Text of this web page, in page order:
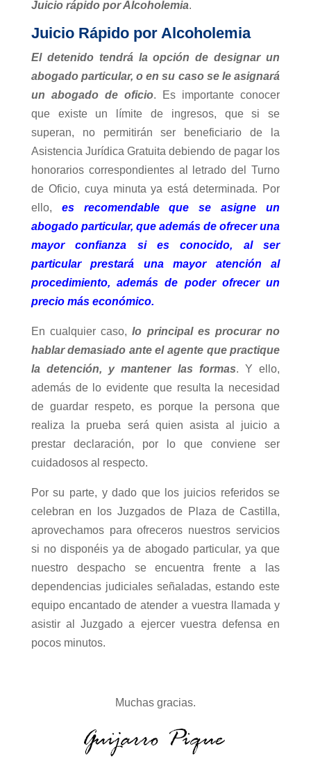
Juicio rápido por Alcoholemia.
Juicio Rápido por Alcoholemia
El detenido tendrá la opción de designar un
abogado particular, o en su caso se le asignará
un abogado de oficio. Es importante conocer
que existe un límite de ingresos, que si se
superan, no permitirán ser beneficiario de la
Asistencia Jurídica Gratuita debiendo de pagar los
honorarios correspondientes al letrado del Turno
de Oficio, cuya minuta ya está determinada. Por
ello, es recomendable que se asigne un
abogado particular, que además de ofrecer una
mayor confianza si es conocido, al ser
particular prestará una mayor atención al
procedimiento, además de poder ofrecer un
precio más económico.
En cualquier caso,lo principal es procurar no
hablar demasiado ante el agente que practique
la detención, y mantener las formas. Y ello,
además de lo evidente que resulta la necesidad
de guardar respeto, es porque la persona que
realiza la prueba será quien asista al juicio a
prestar declaración, por lo que conviene ser
cuidadosos al respecto.
Por su parte, y dado que los juicios referidos se
celebran en los Juzgados de Plaza de Castilla,
aprovechamos para ofreceros nuestros servicios
si no disponéis ya de abogado particular, ya que
nuestro despacho se encuentra frente a las
dependencias judiciales señaladas, estando este
equipo encantado de atender a vuestra llamada y
asistir al Juzgado a ejercer vuestra defensa en
pocos minutos.
Muchas gracias.